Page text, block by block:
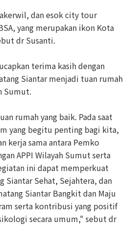
dan esok city tour
yang merupakan ikon Kota
dr Susanti.
terima kasih dengan
Siantar menjadi tuan rumah
Sumut.
rumah yang baik. Pada saat
yang begitu penting bagi kita,
kerja sama antara Pemko
APPI Wilayah Sumut serta
ini dapat memperkuat
Siantar Sehat, Sejahtera, dan
Siantar Bangkit dan Maju
serta kontribusi yang positif
secara umum," sebut dr